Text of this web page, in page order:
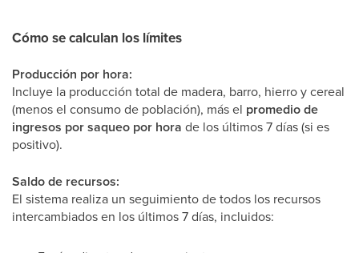
Cómo se calculan los límites
Producción por hora:
Incluye la producción total de madera, barro, hierro y cereal
(menos el consumo de población), más el promedio de
ingresos por saqueo por hora de los últimos 7 días (si es
positivo).
Saldo de recursos:
El sistema realiza un seguimiento de todos los recursos
intercambiados en los últimos 7 días, incluidos: